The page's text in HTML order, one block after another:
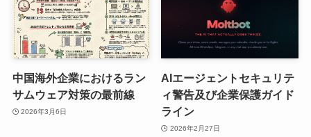
中国海外企業におけるラン
サムウェア対策の最前線
2026年3月6日
AIエージェントセキュリテ
ィ警告及び企業保護ガイド
ライン
2026年2月27日